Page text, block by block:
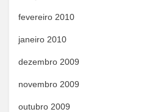
fevereiro 2010
janeiro 2010
dezembro 2009
novembro 2009
outubro 2009